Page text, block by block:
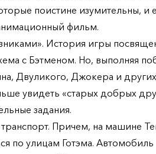
поистине изумительны, и
фильм.
История игры
с Бэтменом. Но, выполняя
Двуликого, Джокера и других
увидеть «старых добрых
задания.
Причем, на машине
по улицам Готэма. Автомобиль